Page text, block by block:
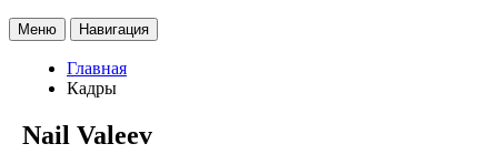
Меню Навигация
Главная
Кадры
Nail Valeev